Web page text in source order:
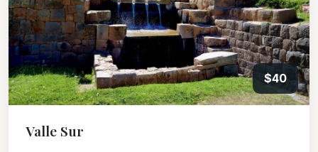
$40
Valle Sur